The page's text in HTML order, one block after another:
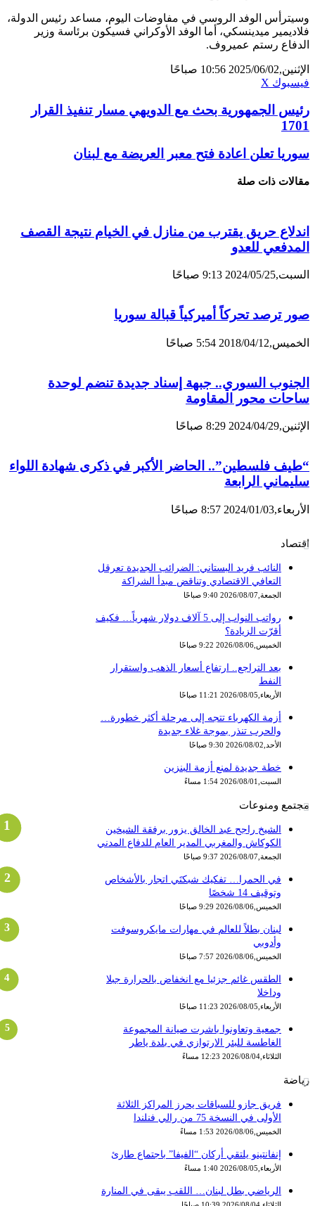
الوفد الروسي في مفاوضات اليوم، مساعد رئيس الدولة،
ميدينسكي، أما الوفد الأوكراني فسيكون برئاسة وزير
رستم عميروف.
06/02 10:56 صباحًا
X لينكدإن
واتساب
تيلقرام
ڤايبر
الجمهورية بحث مع الدويهي مسار تنفيذ القرار
تعلن اعادة فتح معبر العريضة مع لبنان
ذات صلة
حريق يقترب من منازل في الخيام نتيجة القصف
للعدو
05/25 9:13 صباحًا
ترصد تحركاً أميركياً قبالة سوريا
04/12 5:54 صباحًا
السوري.. جبهة إسناد جديدة تنضم لوحدة
محور المقاومة
04/29 8:29 صباحًا
فلسطين”.. الحاضر الأكبر في ذكرى شهادة اللواء
الرابعة
01/03 8:57 صباحًا
النائب فريد البستاني: الضرائب الجديدة تعرقل
التعافي الاقتصادي وتناقض مبدأ الشراكة
الجمعة,2026/08/07 9:40 صباحًا
رواتب النواب إلى 5 آلاف دولار شهرياً… فكيف
أقرّت الزيادة؟
الخميس,2026/08/06 9:22 صباحًا
بعد التراجع.. ارتفاع أسعار الذهب واستقرار
النفط
الأربعاء,2026/08/05 11:21 صباحًا
أزمة الكهرباء تتجه إلى مرحلة أكثر خطورة…
والحرب تنذر بموجة غلاء جديدة
الأحد,2026/08/02 9:30 صباحًا
خطة جديدة لمنع أزمة البنزين
السبت,2026/08/01 1:54 مساءً
ومنوعات
الشيخ راجح عبد الخالق يزور برفقة الشيخين
الكوكاش والمغربي المدير العام للدفاع المدني
الجمعة,2026/08/07 9:37 صباحًا
في الحمرا… تفكيك شبكتَي اتجار بالأشخاص
وتوقيف 14 شخصًا
الخميس,2026/08/06 9:29 صباحًا
لبنان بطلاً للعالم في مهارات مايكروسوفت
وأدوبي
الخميس,2026/08/06 7:57 صباحًا
الطقس غائم جزئيا مع انخفاض بالحرارة جبلا
وداخلا
الأربعاء,2026/08/05 11:23 صباحًا
جمعية وتعاونوا باشرت صيانة المجموعة
الغاطسة للبئر الارتوازي في بلدة ياطر
الثلاثاء,2026/08/04 12:23 مساءً
فريق جازو للسباقات يحرز المراكز الثلاثة
الأولى في النسخة 75 من رالي فنلندا
الخميس,2026/08/06 1:53 مساءً
إنفانتينو يلتقي أركان “الفيفا” باجتماع طارئ
الأربعاء,2026/08/05 1:40 مساءً
الرياضي بطل لبنان… اللقب يبقى في المنارة